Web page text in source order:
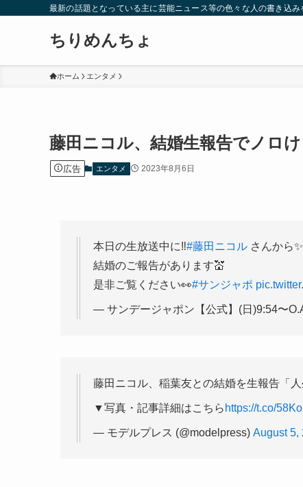
最新の話題となっている主に芸能ニュース等の色々な人の書き込
ちりめんちょ
ホーム エンタメ
藤田ニコル、結婚生報告でノロ
広告 エンタメ 2023年8月6日
本日の生放送中に‼️#藤田ニコル さんから✨
結婚のご報告があります💒
是非ご覧ください👀#サンジャポ
— サンデージャポン【公式】(日)9:54〜
藤田ニコル、稲葉友との結婚を生報告「
▼写真・記事詳細はこちら https://t.co/
— モデルプレス (@modelpress) August 5,